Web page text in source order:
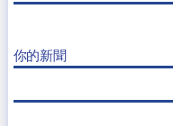
你的新聞